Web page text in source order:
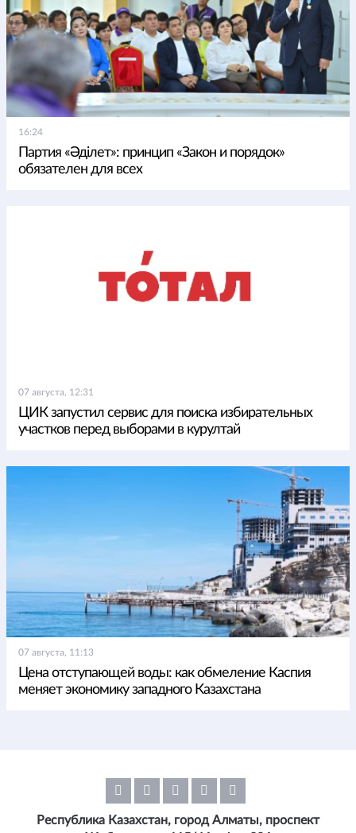
16:24
Партия «Әділет»: принцип «Закон и порядок»
обязателен для всех
07 августа, 12:31
ЦИК запустил сервис для поиска избирательных
участков перед выборами в курултай
07 августа, 11:13
Цена отступающей воды: как обмеление Каспия
меняет экономику западного Казахстана
Республика Казахстан, город Алматы, проспект